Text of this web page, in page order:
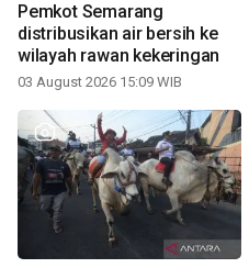
Pemkot Semarang
distribusikan air bersih ke
wilayah rawan kekeringan
03 August 2026 15:09 WIB